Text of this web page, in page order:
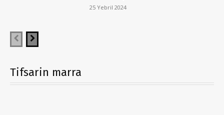
25 Yebril 2024
Tifsarin marra